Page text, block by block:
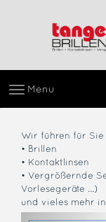
Menu
Wir führen für Sie
• Brillen
• Kontaktlinsen
• Vergrößernde
Vorlesegeräte ...)
und vieles mehr